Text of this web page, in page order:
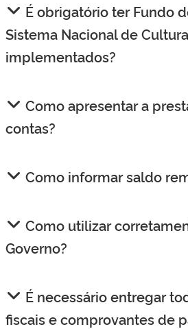
É obrigatório ter Fundo
Sistema Nacional de Cultura
implementados?
Como apresentar a
contas?
Como informar saldo
Como utilizar
Governo?
É necessário entregar
fiscais e comprovantes de